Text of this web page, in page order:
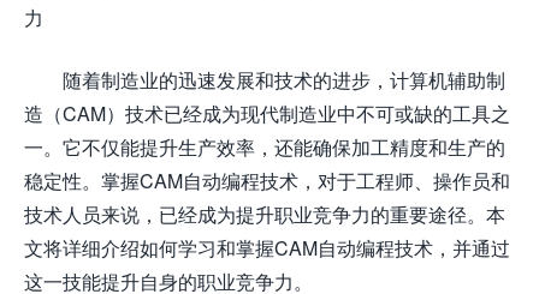
力
随着制造业的迅速发展和技术的进步，计算机辅助制
造（CAM）技术已经成为现代制造业中不可或缺的工具之
一。它不仅能提升生产效率，还能确保加工精度和生产的
稳定性。掌握CAM自动编程技术，对于工程师、操作员和
技术人员来说，已经成为提升职业竞争力的重要途径。本
文将详细介绍如何学习和掌握CAM自动编程技术，并通过
这一技能提升自身的职业竞争力。